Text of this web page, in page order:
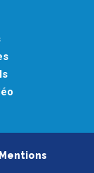
Mentions